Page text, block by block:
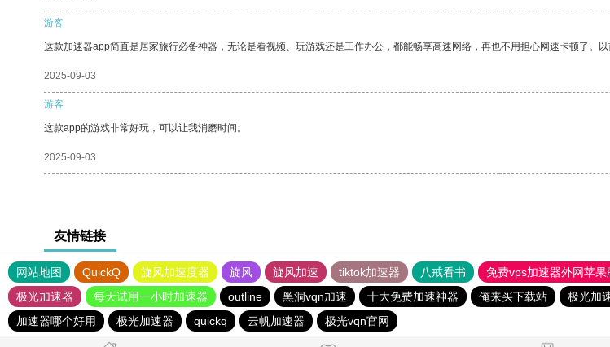
游客
这款加速器app简直是居家旅行必备神器，无论是看视频、玩游戏还是工作办公，都能畅享高速网络，再也不用担心网速卡顿了。
2025-09-03
游客
这款app的游戏非常好玩，可以让我消磨时间。
2025-09-03
友情链接
网站地图 QuickQ 旋风加速度器 旋风 旋风加速 tiktok加速器 八戒看书 免费vps加速器外网苹果
极光加速器
每天试用一小时加速器 outline 黑洞vqn加速 十大免费加速神器 俺来买下载站 极光加
加速器哪个好用
极光加速器 quickq 云帆加速器 极光vqn官网